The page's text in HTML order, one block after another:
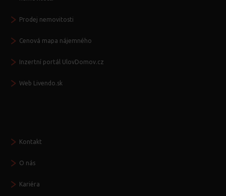
Prodej nemovitosti
Cenová mapa nájemného
Inzertní portál UlovDomov.cz
Web Livendo.sk
Kontakt
O nás
Kariéra